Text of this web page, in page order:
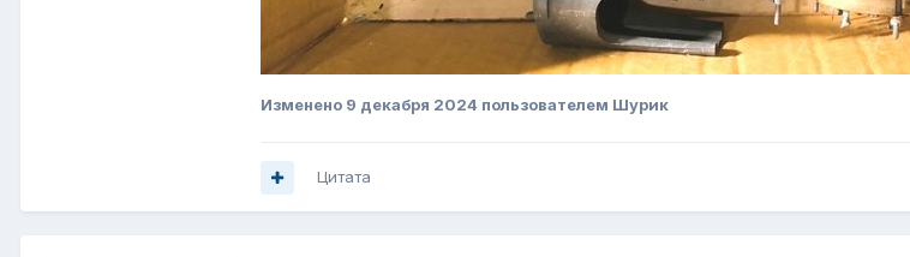
Изменено 9 декабря 2024 пользователем Шурик
Цитата